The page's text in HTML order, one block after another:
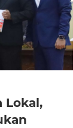
Lokal,